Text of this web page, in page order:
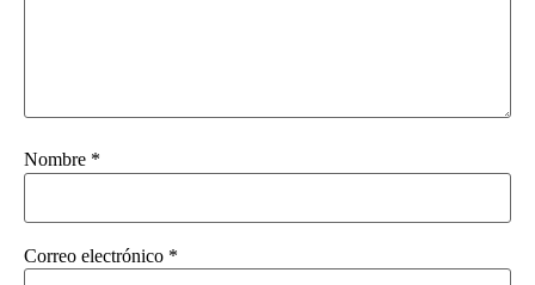
Nombre *
Correo electrónico *